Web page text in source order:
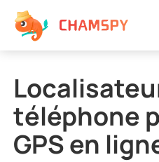
téléphone
GPS en